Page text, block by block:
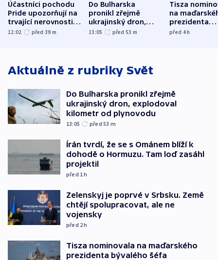
Účastníci pochodu
Pride upozorňují na
trvající nerovnosti i
společenskou
12:02 před 39 m
Do Bulharska
pronikl zřejmě
ukrajinský dron,
explodoval kilometr
13:05 před 53 m
Tisza
na
prezidenta
bývalého
před 4h
Aktuálně z rubriky Svět
Do Bulharska pronikl zřejmě
ukrajinský dron, explodoval
kilometr od plynovodu
13:05 před 53 m
Írán tvrdí, že se s Ománem blíží k
dohodě o Hormuzu. Tam loď zasáhl
projektil
před 1h
Zelenskyj je poprvé v Srbsku. Země
chtějí spolupracovat, ale ne
vojensky
před 2h
Tisza nominovala na maďarského
prezidenta bývalého šéfa